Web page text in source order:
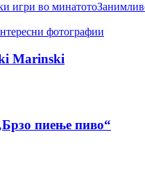
игри во минатото
фотографии
Marinski
пиење пиво“